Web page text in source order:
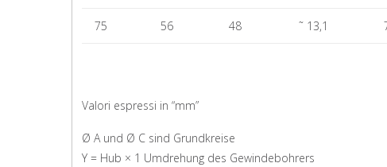
75 56 48 ˜ 13,1
Valori espressi in “mm”
Ø A und Ø C sind Grundkreise
Y = Hub × 1 Umdrehung des Gewindebohrers